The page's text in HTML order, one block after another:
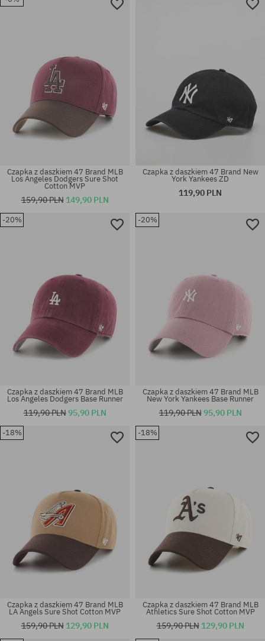
rozmiar uniwersalny rozmiar uniwersalny
rozmiar uniwersalny
Czapka z daszkiem 47 Brand MLB
Los Angeles Dodgers Sure Shot
Cotton MVP
159,90 PLN 149,90 PLN
rozmiar uniwersalny
Czapka z daszkiem 47 Brand New
York Yankees ZD
119,90 PLN
-20%
Czapka z daszkiem 47 Brand MLB
Los Angeles Dodgers Base Runner
119,90 PLN95,90 PLN
-20%
Czapka z daszkiem 47 Brand MLB
New York Yankees Base Runner
119,90 PLN95,90 PLN
-18%
Czapka z daszkiem 47 Brand MLB
LA Angels Sure Shot Cotton MVP
159,90 PLN 129,90 PLN
-18%
Czapka z daszkiem 47 Brand MLB
Athletics Sure Shot Cotton MVP
159,90 PLN 129,90 PLN